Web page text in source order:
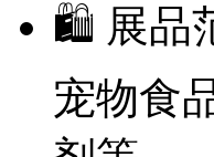
🛍 展品
宠物食